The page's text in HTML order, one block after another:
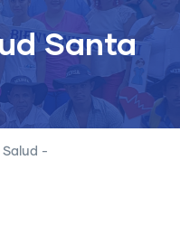
Santa
-